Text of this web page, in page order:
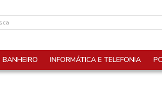
INFORMÁTICA E TELEFONIA